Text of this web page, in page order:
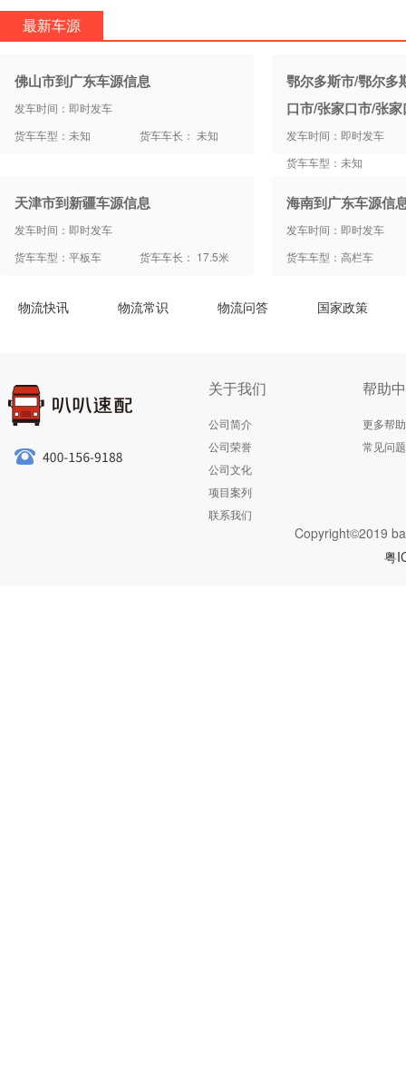
最新车源
佛山市到广东车源信息
发车时间：即时发车
货车车型：未知
货车车长： 未知
鄂尔多斯市/鄂尔多
口市/张家口市/张
发车时间：即时发车
货车车型：未知
天津市到新疆车源信息
发车时间：即时发车
货车车型：平板车
货车车长： 17.5米
海南到广东车源信
发车时间：即时发车
货车车型：高栏车
物流快讯 物流常识 物流问答 国家政策
关于我们
公司简介
公司荣誉
公司文化
项目案列
联系我们
帮助
更多帮助
常见问题
Copyright©2019
粤